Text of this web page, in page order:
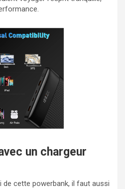
un chargeur
de cette powerbank, il faut aussi